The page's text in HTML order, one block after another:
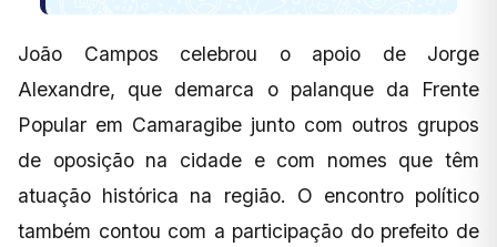
João Campos celebrou o apoio de Jorge
Alexandre, que demarca o palanque da Frente
Popular em Camaragibe junto com outros grupos
de oposição na cidade e com nomes que têm
atuação histórica na região. O encontro político
também contou com a participação do prefeito de